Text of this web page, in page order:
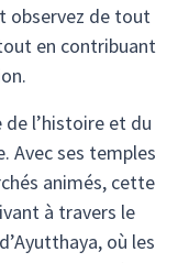
observez de tout
en contribuant
l’histoire et du
Avec ses temples
animés, cette
à travers le
où les